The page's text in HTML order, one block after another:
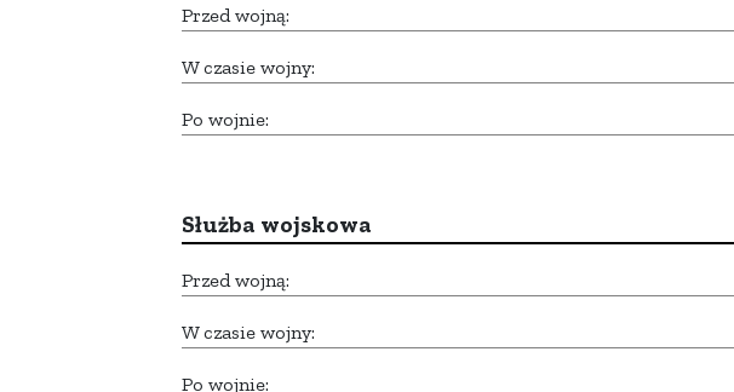
Przed wojną:
W czasie wojny:
Po wojnie:
Służba wojskowa
Przed wojną:
W czasie wojny:
Po wojnie: